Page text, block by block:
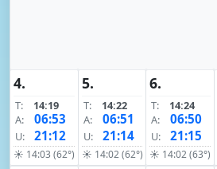
4.
T:
14:19
A:
06:53
U: 21:12
☀ 14:03 (62°)
5.
T:
14:22
A:
06:51
U: 21:14
☀ 14:02 (62°)
6.
T:
14:24
A:
06:50
U: 21:15
☀ 14:02 (63°)